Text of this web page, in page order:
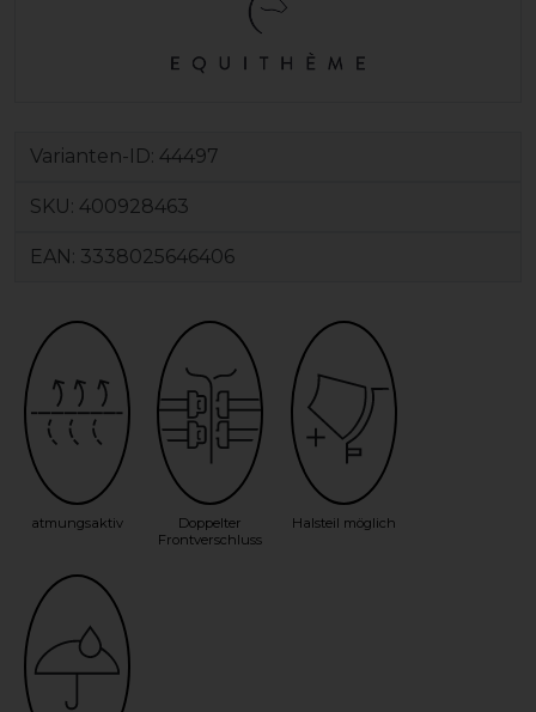
Varianten-ID: 44497
SKU: 400928463
EAN: 3338025646406
atmungsaktiv
Doppelter
Frontverschluss
Halsteil möglich